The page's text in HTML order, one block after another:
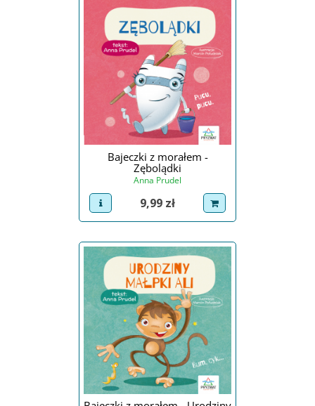
Bajeczki z morałem -
Zębolądki
Anna Prudel
view product
Cena
9,99 zł dodaj do koszyka